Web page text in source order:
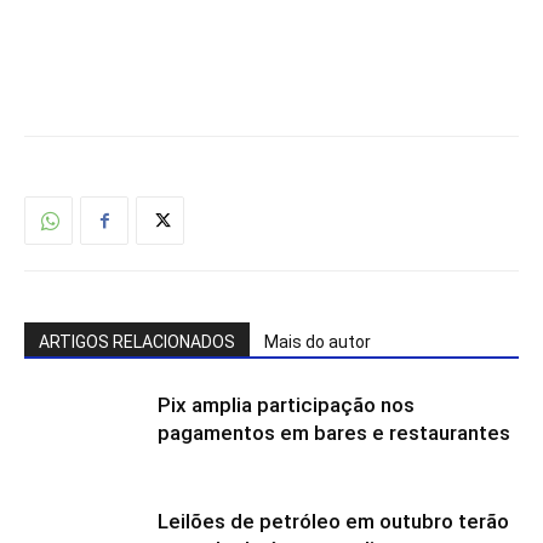
ARTIGOS RELACIONADOS Mais do autor
Pix amplia participação nos
pagamentos em bares e restaurantes
Leilões de petróleo em outubro terão